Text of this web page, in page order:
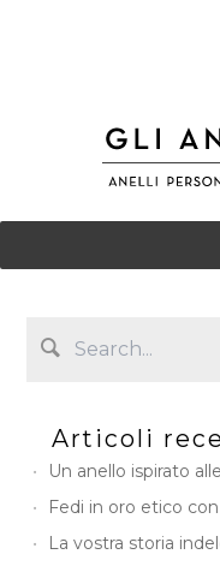
Articoli
Un anello ispirato
Fedi in oro etico
La vostra storia